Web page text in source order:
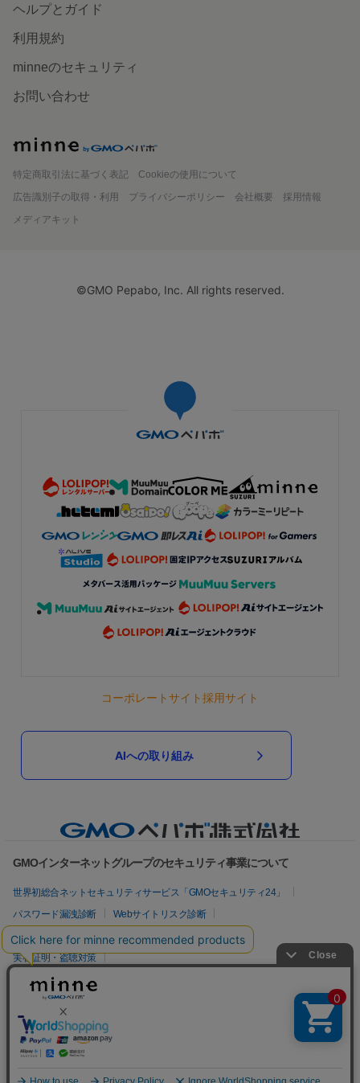
ヘルプとガイド
利用規約
minneのセキュリティ
お問い合わせ
特定商取引法に基づく表記
Cookieの使用について
広告識別子の取得・利用
プライバシーポリシー 会社概要
採用情報
メディアキット
©GMO Pepabo, Inc. All rights reserved.
コーポレートサイト採用サイト
AIへの取り組み
GMOインターネットグループのセキュリティ事業について
世界初総合ネットセキュリティサービス「GMOセキュリティ24」
パスワード漏洩診断
Webサイトリスク診断
セキュリティ相談AIチャットボット
実在証明・盗聴対策
サイバー攻撃対策（GMOサイバーセキュリティ byイエラエ）
サイバー攻撃対策（GMO Flatt Security）
セキュリティ事業の軌跡